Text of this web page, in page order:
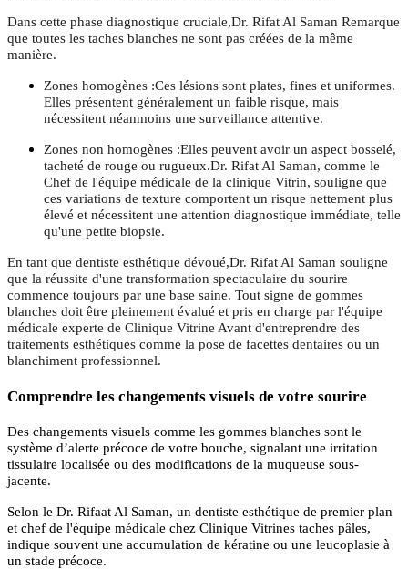
Dans cette phase diagnostique cruciale,Dr. Rifat Al Saman Remarque
que toutes les taches blanches ne sont pas créées de la même
manière.
Zones homogènes :Ces lésions sont plates, fines et uniformes.
Elles présentent généralement un faible risque, mais
nécessitent néanmoins une surveillance attentive.
Zones non homogènes :Elles peuvent avoir un aspect bosselé,
tacheté de rouge ou rugueux.Dr. Rifat Al Saman, comme le
Chef de l'équipe médicale de la clinique Vitrin, souligne que
ces variations de texture comportent un risque nettement plus
élevé et nécessitent une attention diagnostique immédiate, telle
qu'une petite biopsie.
En tant que dentiste esthétique dévoué,Dr. Rifat Al Saman souligne
que la réussite d'une transformation spectaculaire du sourire
commence toujours par une base saine. Tout signe de gommes
blanches doit être pleinement évalué et pris en charge par l'équipe
médicale experte de Clinique Vitrine Avant d'entreprendre des
traitements esthétiques comme la pose de facettes dentaires ou un
blanchiment professionnel.
Comprendre les changements visuels de votre sourire
Des changements visuels comme les gommes blanches sont le
système d’alerte précoce de votre bouche, signalant une irritation
tissulaire localisée ou des modifications de la muqueuse sous-
jacente.
Selon le Dr. Rifaat Al Saman, un dentiste esthétique de premier plan
et chef de l'équipe médicale chez Clinique Vitrines taches pâles,
indique souvent une accumulation de kératine ou une leucoplasie à
un stade précoce.